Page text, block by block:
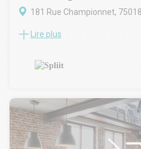
181 Rue Championnet,
Location Bureaux Paris 75018
bureaux rénovés offrant une
Ces locaux entièrement
Actuellement aménagés en
peuvent accueillir
un environnement moderne et
L'atout majeur de ce bien
Lire plus